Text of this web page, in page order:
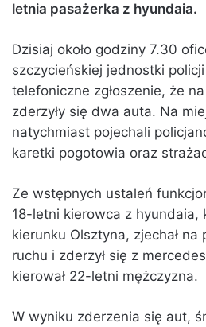
letnia pasażerka z hyundaia.
Dzisiaj około godziny 7.30
szczycieńskiej jednostki policji
telefoniczne zgłoszenie, że
zderzyły się dwa auta. Na
natychmiast pojechali
karetki pogotowia oraz
Ze wstępnych ustaleń
18-letni kierowca z hyundaia,
kierunku Olsztyna, zjechał na
ruchu i zderzył się z
kierował 22-letni mężczyzna.
W wyniku zderzenia się aut,